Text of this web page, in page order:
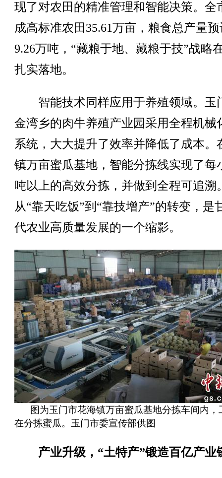
现了对农田的精准管理和智能决策。全
成高标准农田35.61万亩，粮食总产量
9.26万吨，“藏粮于地、藏粮于技”战略
扎实落地。
智能技术同样应用于养殖领域。玉
金湾乡的肉牛养殖产业园采用全程机械
系统，大大提升了效率并降低了成本。
镇万亩蜜瓜基地，智能分拣线实现了每
吨以上的高效分拣，并做到全程可追溯
从“靠天吃饭”到“靠技增产”的转变，是
代农业高质量发展的一个缩影。
图为玉门市花海镇万亩蜜瓜基地分拣车间内，
在分拣蜜瓜。玉门市委宣传部供图
产业升级，“土特产”锻造百亿产业